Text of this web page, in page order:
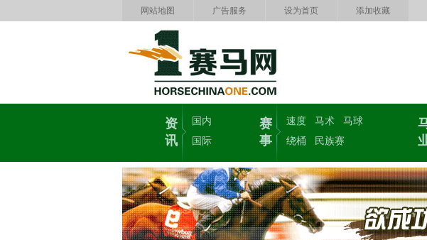
网站地图 广告服务 设为首页 添加收藏
资
讯
国内
国际
赛
事
速度 马术
马球
绕桶
民族赛